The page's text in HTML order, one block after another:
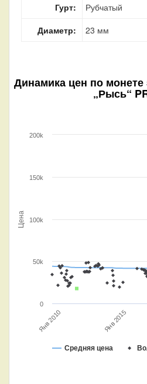
Гурт:
Рубчатый
Диаметр:
23 мм
Динамика цен по монете
„Рысь“
Цена
Средняя цена
Янв 2010 Янв 2015
0
50k
100k
150k
200k